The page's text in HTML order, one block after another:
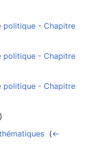
politique - Chapitre
politique - Chapitre
politique - Chapitre
)
(←